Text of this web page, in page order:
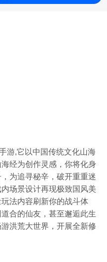
游,它以中国传统文化山海
经为创作灵感，你将化身
为追寻秘辛，破开重重迷
场景设计再现极致国风美
法内容刷新你的战斗体
合的仙友，甚至邂逅此生
洪荒大世界，开展全新修